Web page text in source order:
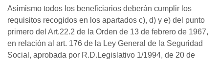
Asimismo todos los beneficiarios deberán cumplir los
requisitos recogidos en los apartados c), d) y e) del punto
primero del Art.22.2 de la Orden de 13 de febrero de 1967,
en relación al art. 176 de la Ley General de la Seguridad
Social, aprobada por R.D.Legislativo 1/1994, de 20 de